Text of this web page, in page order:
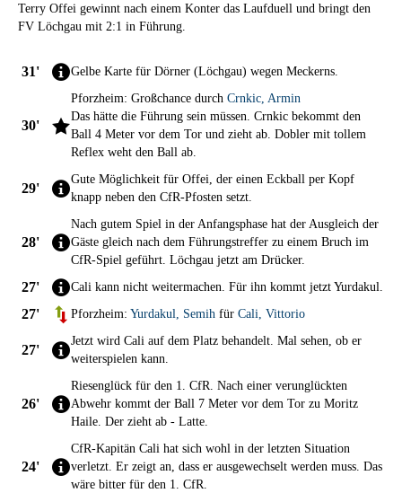
Terry Offei gewinnt nach einem Konter das Laufduell und bringt den
FV Löchgau mit 2:1 in Führung.
31' Gelbe Karte für Dörner (Löchgau) wegen Meckerns.
30'
Pforzheim: Großchance durch Crnkic, Armin
Das hätte die Führung sein müssen. Crnkic bekommt den
Ball 4 Meter vor dem Tor und zieht ab. Dobler mit tollem
Reflex weht den Ball ab.
29'
Gute Möglichkeit für Offei, der einen Eckball per Kopf
knapp neben den CfR-Pfosten setzt.
28'
Nach gutem Spiel in der Anfangsphase hat der Ausgleich der
Gäste gleich nach dem Führungstreffer zu einem Bruch im
CfR-Spiel geführt. Löchgau jetzt am Drücker.
27' Cali kann nicht weitermachen. Für ihn kommt jetzt Yurdakul.
27' Pforzheim: Yurdakul, Semih für Cali, Vittorio
27'
Jetzt wird Cali auf dem Platz behandelt. Mal sehen, ob er
weiterspielen kann.
26'
Riesenglück für den 1. CfR. Nach einer verunglückten
Abwehr kommt der Ball 7 Meter vor dem Tor zu Moritz
Haile. Der zieht ab - Latte.
24'
CfR-Kapitän Cali hat sich wohl in der letzten Situation
verletzt. Er zeigt an, dass er ausgewechselt werden muss. Das
wäre bitter für den 1. CfR.